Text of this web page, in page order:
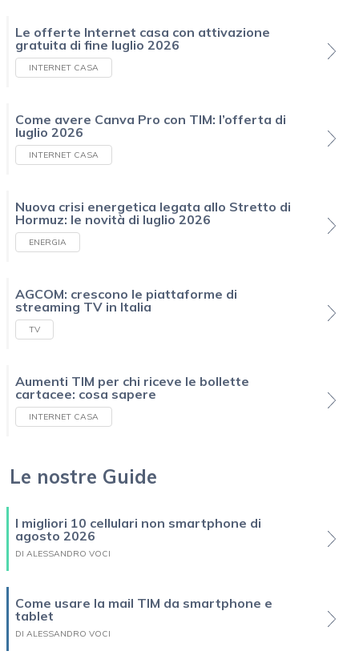
Le offerte Internet casa con attivazione
gratuita di fine luglio 2026
INTERNET CASA
Come avere Canva Pro con TIM: l’offerta di
luglio 2026
INTERNET CASA
Nuova crisi energetica legata allo Stretto di
Hormuz: le novità di luglio 2026
ENERGIA
AGCOM: crescono le piattaforme di
streaming TV in Italia
TV
Aumenti TIM per chi riceve le bollette
cartacee: cosa sapere
INTERNET CASA
Le nostre Guide
I migliori 10 cellulari non smartphone di
agosto 2026
DI ALESSANDRO VOCI
Come usare la mail TIM da smartphone e
tablet
DI ALESSANDRO VOCI